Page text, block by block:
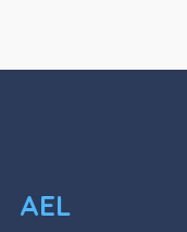
AEL